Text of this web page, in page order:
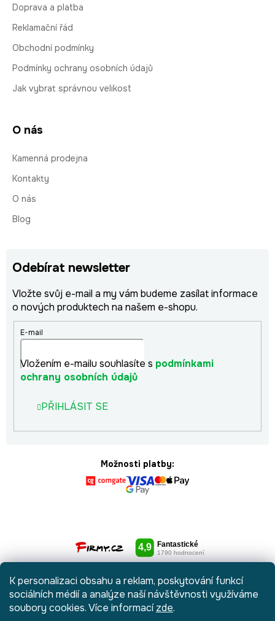
K personalizaci obsahu a reklam, poskytování funkcí
sociálních médií a analýze naší návštěvnosti využíváme
soubory cookies. Více informacízde.
Doprava a platba
Reklamační řád
Obchodní podmínky
Podmínky ochrany osobních údajů
Jak vybrat správnou velikost
O nás
Kamenná prodejna
Kontakty
O nás
Blog
Odebírat newsletter
Vložte svůj e-mail a my vám budeme zasílat informace
o nových produktech na našem e-shopu.
E-mail
Vložením e-mailu souhlasíte s podmínkami
ochrany osobních údajů
PŘIHLÁSIT SE
Možnosti platby: